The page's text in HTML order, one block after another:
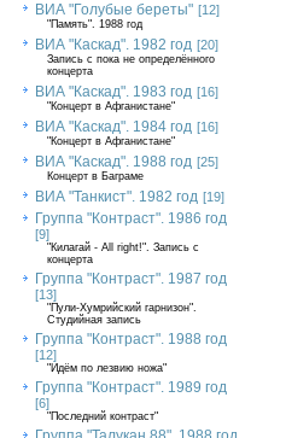
ВИА "Голубые береты" [12]
"Память". 1988 год
ВИА "Каскад". 1982 год [20]
Запись с пока не определённого
концерта
ВИА "Каскад". 1983 год [16]
"Концерт в Афганистане"
ВИА "Каскад". 1984 год [16]
"Концерт в Афганистане"
ВИА "Каскад". 1988 год [25]
Концерт в Баграме
ВИА "Танкист". 1982 год [19]
Группа "Контраст". 1986 год
[9]
"Килагай - All right!". Запись с
концерта
Группа "Контраст". 1987 год
[13]
"Пули-Хумрийский гарнизон".
Студийная запись
Группа "Контраст". 1988 год
[12]
"Идём по лезвию ножа"
Группа "Контраст". 1989 год
[6]
"Последний контраст"